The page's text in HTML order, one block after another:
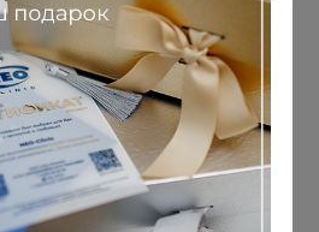
– ноты сладкого лимона
даже для чувствительной
и успокаивают